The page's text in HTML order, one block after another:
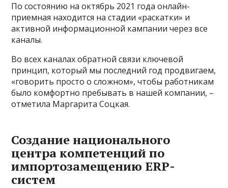
По состоянию на октябрь 2021 года онлайн-
приемная находится на стадии «раскатки» и
активной информационной кампании через все
каналы.
Во всех каналах обратной связи ключевой
принцип, который мы последний год продвигаем,
«говорить просто о сложном», чтобы работникам
было комфортно пребывать в нашей компании, –
отметила Маргарита Соцкая.
Создание национального
центра компетенций по
импортозамещению ERP-
систем